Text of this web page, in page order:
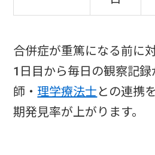
合併症が重篤になる前に
1日目から毎日の観察記録
師・ 理学療法士との連携
期発見率が上がります。